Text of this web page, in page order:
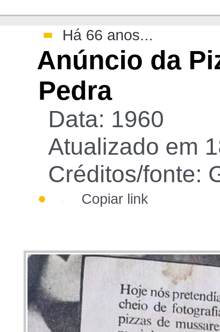
Há 66 anos...
Anúncio da
Pedra
Data: 1960
Atualizado em
Créditos/fonte:
Copiar link